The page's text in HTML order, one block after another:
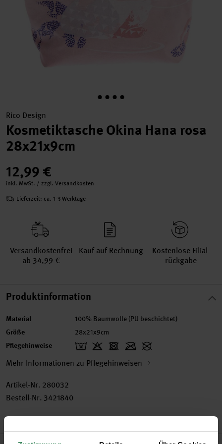
Rico Design
Kosmetiktasche Okina Hana rosa
28x21x9cm
12,99 €
inkl. MwSt. / zzgl. Versandkosten
Lieferzeit: ca. 1-3 Werktage
Versand­kosten­frei
ab 34,99 €
Kauf auf Rechnung
Kosten­lose Filial­
rückgabe
Produktinformation
Material 100% Baumwolle (PU beschichtet)
Größe 28x21x9cm
Pflegehinweise
Mehr Informationen zu Pflegehinweisen
Artikel-Nr. 280032
Bestell-Nr. 3421840